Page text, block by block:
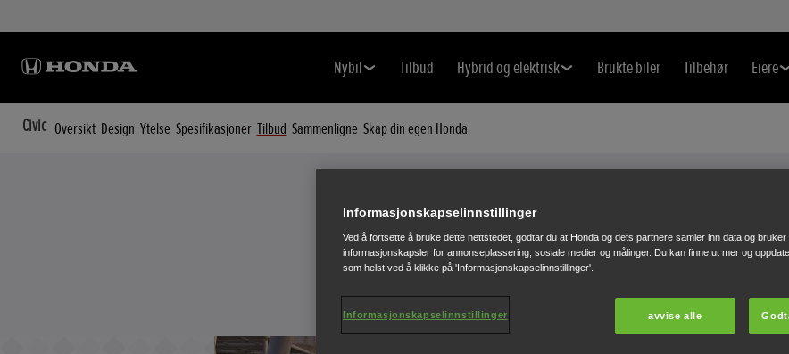
Nybil Tilbud Hybrid og elektrisk Brukte biler Tilbehør Eiere
Civic Oversikt Design Ytelse Spesifikasjoner Tilbud Sammenligne Skap din egen Honda
ALLE TILBUD PÅ FIREDØRS CIVIC
Informasjonskapselinnstillinger
Ved å fortsette å bruke dette nettstedet, godtar du at Honda og dets partnere samler inn data og bruker
informasjonskapsler for annonseplassering, sosiale medier og målinger. Du kan finne ut mer og
som helst ved å klikke på 'Informasjonskapselinnstillinger'.
avvise alle
Informasjonskapselinnstillinger